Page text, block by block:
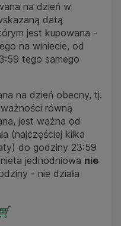
na dzień w
datą
jest kupowana -
na winiecie, od
tego samego
na dzień obecny, tj.
równą
jest ważna od
(najczęściej kilka
do godziny 23:59
jednodniowa nie
- nie działa